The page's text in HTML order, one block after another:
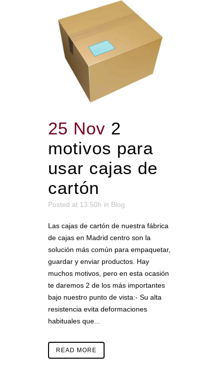
25 Nov 2
motivos para
usar cajas de
cartón
Posted at 13:50h in Blog
Las cajas de cartón de nuestra fábrica
de cajas en Madrid centro son la
solución más común para empaquetar,
guardar y enviar productos. Hay
muchos motivos, pero en esta ocasión
te daremos 2 de los más importantes
bajo nuestro punto de vista:- Su alta
resistencia evita deformaciones
habituales que...
READ MORE